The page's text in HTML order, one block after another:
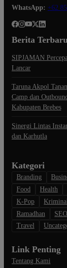
WhatsApp: +62
Berita Terbaru
SIPJAMAN
Lancar
Taruna Akpol
Camp dan
Kabupaten Brebes
Sinergi Lintas
dan Karhutla
Kategori
Branding
Food
Health
K-Pop
Kriminal
Ramadhan
SEO
Travel
Link Penting
Tentang Kami